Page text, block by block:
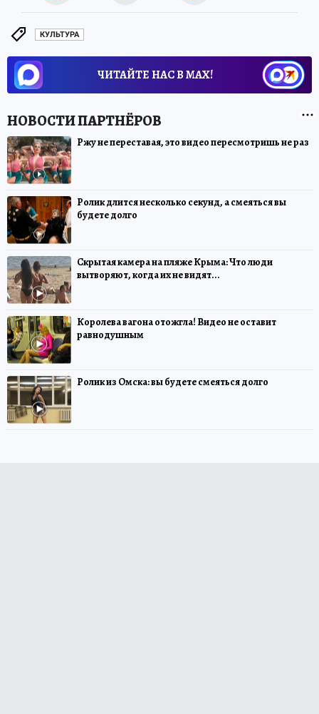
КУЛЬТУРА
ЧИТАЙТЕ НАС В МАХ!
Ржу не переставая, это видео пересмотришь не раз
Ролик длится несколько секунд, а смеяться вы
будете долго
Скрытая камера на пляже Крыма: Что люди
вытворяют, когда их не видят...
Королева вагона отожгла! Видео не оставит
равнодушным
Ролик из Омска: вы будете смеяться долго